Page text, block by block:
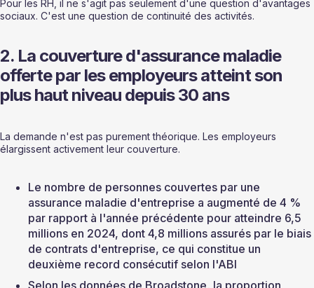
Pour les RH, il ne s'agit pas seulement d'une question d'avantages
sociaux. C'est une question de continuité des activités.
2. La couverture d'assurance maladie
offerte par les employeurs atteint son
plus haut niveau depuis 30 ans
La demande n'est pas purement théorique. Les employeurs
élargissent activement leur couverture.
Le nombre de personnes couvertes par une
assurance maladie d'entreprise a augmenté de 4 %
par rapport à l'année précédente pour atteindre 6,5
millions en 2024, dont 4,8 millions assurés par le biais
de contrats d'entreprise, ce qui constitue un
deuxième record consécutif selon l'ABI